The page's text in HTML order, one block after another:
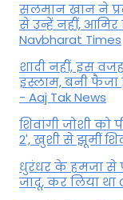
सलमान खान ने
से उन्हें नहीं,
Navbharat Times
शादी नहीं, इस
इस्लाम, बनी फैजा
- Aaj Tak News
शिवांगी जोशी को
2', खुशी से झूमीं
धुरंधर के हमजा से
जादू, कर लिया था